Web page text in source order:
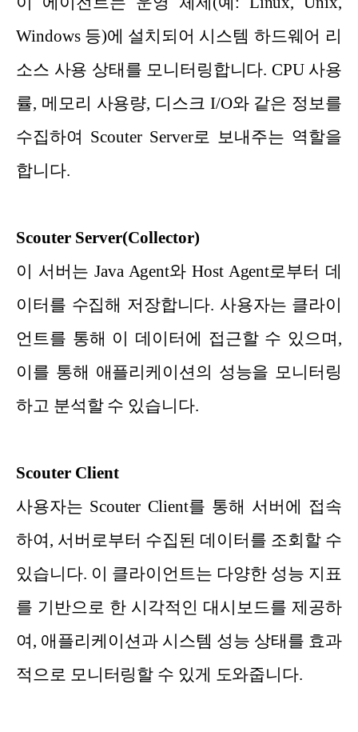
Windows 등)에 설치되어 시스템 하드웨어 리
소스 사용 상태를 모니터링합니다. CPU 사용
률, 메모리 사용량, 디스크 I/O와 같은 정보를
수집하여 Scouter Server로 보내주는 역할을
합니다.
Scouter Server(Collector)
이 서버는 Java Agent와 Host Agent로부터 데
이터를 수집해 저장합니다. 사용자는 클라이
언트를 통해 이 데이터에 접근할 수 있으며,
이를 통해 애플리케이션의 성능을 모니터링
하고 분석할 수 있습니다.
Scouter Client
사용자는 Scouter Client를 통해 서버에 접속
하여, 서버로부터 수집된 데이터를 조회할 수
있습니다. 이 클라이언트는 다양한 성능 지표
를 기반으로 한 시각적인 대시보드를 제공하
여, 애플리케이션과 시스템 성능 상태를 효과
적으로 모니터링할 수 있게 도와줍니다.